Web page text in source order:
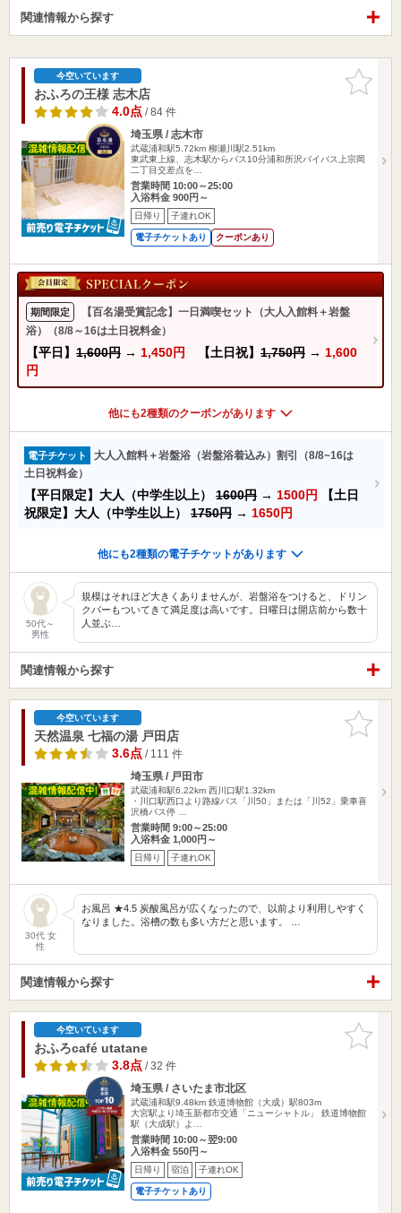
関連情報から探す
お気に入
りに追加
今空いています
おふろの王様 志木店
4.0点/ 84 件
埼玉県 / 志木市
武蔵浦和駅5.72km 柳瀬川駅2.51km
東武東上線、志木駅からバス10分浦和所沢バイパス上宗岡
二丁目交差点を…
営業時間 10:00～25:00
入浴料金 900円～
日帰り 子連れOK
電子チケットあり クーポンあり
期間限定
【百名湯受賞記念】一日満喫セット（大人入館料＋岩盤
浴）（8/8～16は土日祝料金）
【平日】 1,600円 → 1,450円 【土日祝】 1,750円 → 1,600
円
他にも2種類のクーポンがあります
電子チケット
大人入館料＋岩盤浴（岩盤浴着込み）割引（8/8~16は
土日祝料金）
【平日限定】大人（中学生以上） 1600円 → 1500円
【土日
祝限定】大人（中学生以上） 1750円 → 1650円
他にも2種類の電子チケットがあります
50代～
男性
規模はそれほど大きくありませんが、岩盤浴をつけると、ドリン
クバーもついてきて満足度は高いです。日曜日は開店前から数十
人並ぶ…
関連情報から探す
お気に入
りに追加
今空いています
天然温泉 七福の湯 戸田店
3.6点/ 111 件
埼玉県 / 戸田市
武蔵浦和駅6.22km 西川口駅1.32km
・川口駅西口より路線バス「川50」または「川52」乗車喜
沢橋バス停 …
営業時間 9:00～25:00
入浴料金 1,000円～
日帰り 子連れOK
30代 女
性
お風呂 ★4.5 炭酸風呂が広くなったので、以前より利用しやすく
なりました。浴槽の数も多い方だと思います。 …
関連情報から探す
お気に入
りに追加
今空いています
おふろcafé utatane
3.8点/ 32 件
埼玉県 / さいたま市北区
武蔵浦和駅9.48km 鉄道博物館（大成）駅803m
大宮駅より埼玉新都市交通「ニューシャトル」 鉄道博物館
駅（大成駅）よ…
営業時間 10:00～翌9:00
入浴料金 550円～
日帰り 宿泊 子連れOK
電子チケットあり